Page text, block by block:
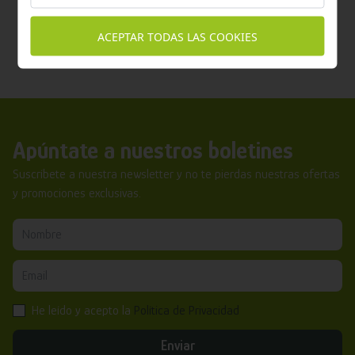
Apúntate a nuestros boletines
Suscríbete a nuestra newsletter y no te pierdas nuestras ofertas
y promociones exclusivas.
He leído y acepto la
Enviar
ACEPTAR TODAS LAS COOKIES